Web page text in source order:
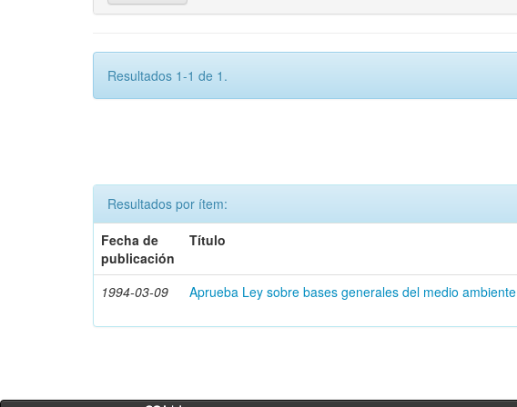
Resultados 1-1 de 1.
Resultados por ítem:
Fecha de
publicación
Título
1994-03-09 Aprueba Ley sobre bases generales del medio ambiente